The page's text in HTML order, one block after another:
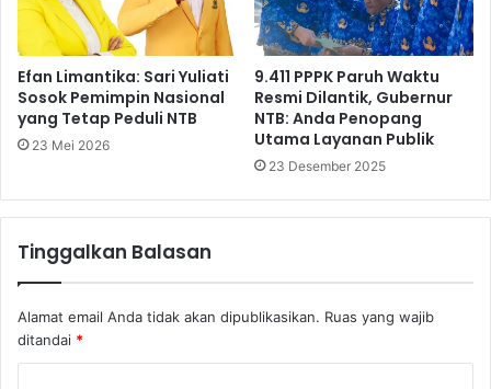
Efan Limantika: Sari Yuliati
Sosok Pemimpin Nasional
yang Tetap Peduli NTB
23 Mei 2026
9.411 PPPK Paruh Waktu
Resmi Dilantik, Gubernur
NTB: Anda Penopang
Utama Layanan Publik
23 Desember 2025
Tinggalkan Balasan
Alamat email Anda tidak akan dipublikasikan. Ruas yang wajib
ditandai *